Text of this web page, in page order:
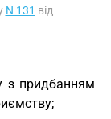
N 131 від
з придбанням